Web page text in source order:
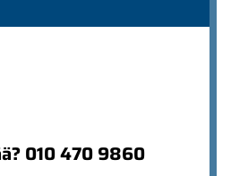
010 470 9860